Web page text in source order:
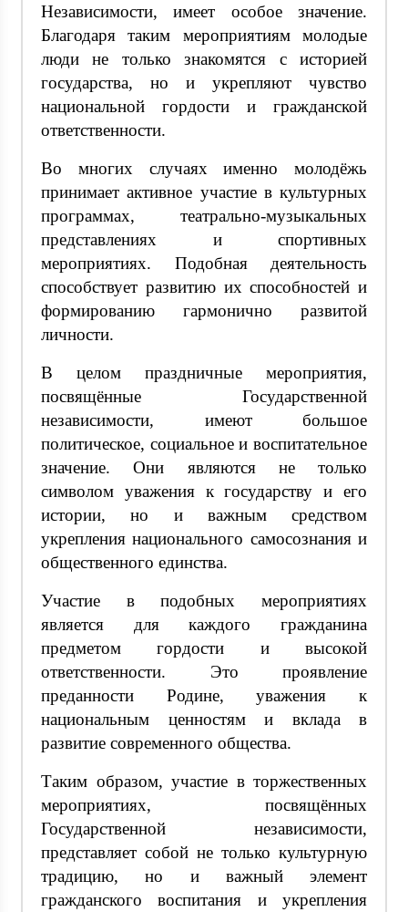
Независимости, имеет особое значение.
Благодаря таким мероприятиям молодые
люди не только знакомятся с историей
государства, но и укрепляют чувство
национальной гордости и гражданской
ответственности.
Во многих случаях именно молодёжь
принимает активное участие в культурных
программах, театрально-музыкальных
представлениях и спортивных
мероприятиях. Подобная деятельность
способствует развитию их способностей и
формированию гармонично развитой
личности.
В целом праздничные мероприятия,
посвящённые Государственной
независимости, имеют большое
политическое, социальное и воспитательное
значение. Они являются не только
символом уважения к государству и его
истории, но и важным средством
укрепления национального самосознания и
общественного единства.
Участие в подобных мероприятиях
является для каждого гражданина
предметом гордости и высокой
ответственности. Это проявление
преданности Родине, уважения к
национальным ценностям и вклада в
развитие современного общества.
Таким образом, участие в торжественных
мероприятиях, посвящённых
Государственной независимости,
представляет собой не только культурную
традицию, но и важный элемент
гражданского воспитания и укрепления